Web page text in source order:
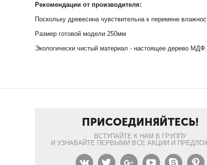
Рекомендации от производителя:
Поскольку древесина чувствительна к перемене
Размер готовой модели 250мм
Экологически чистый материал - настоящее дерево
ПРИСОЕДИНЯЙТЕСЬ!
ВСТУПАЙТЕ К НАМ В ГРУППУ
И УЗНАВАЙТЕ ПЕРВЫМИ ВСЕ АКЦИИ И